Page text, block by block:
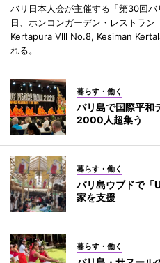
バリ日本人会が主催する「第30回
日、ホンコンガーデン・レストラ
Kertapura Vlll No.8, Kesiman
れる。
暮らす・働く
バリ島で国際平和
2000人超集う
暮らす・働く
バリ島ウブドで
家を支援
暮らす・働く